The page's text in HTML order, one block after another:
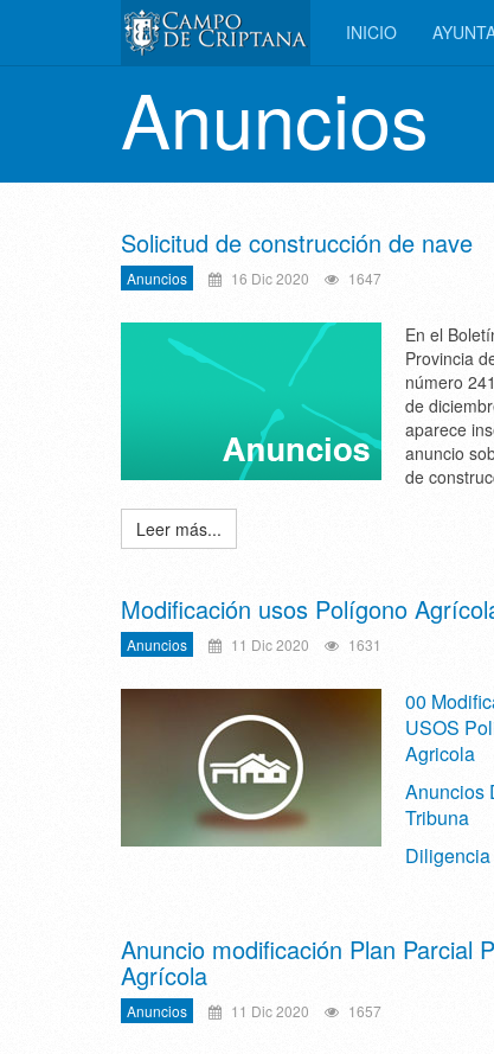
INICIO
Anuncios
Solicitud de construcción de nave
Anuncios 16 Dic 2020 1647
En el
Provincia
número
de
aparece
anuncio
de
Leer más...
Modificación usos Polígono
Anuncios 11 Dic 2020 1631
00
USOS
Agricola
Anuncios
Tribuna
Anuncio modificación Plan Parcial
Agrícola
Anuncios 11 Dic 2020 1657